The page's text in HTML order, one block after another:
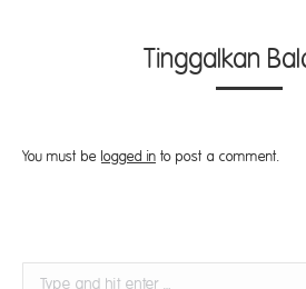
Tinggalkan
You must be logged in to post a comment.
Search: